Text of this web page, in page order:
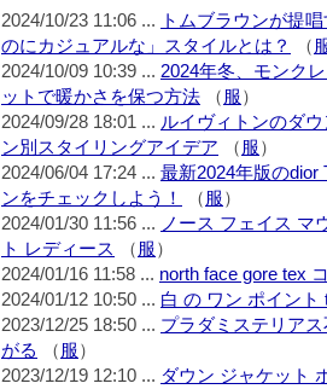
2024/10/23 11:06 ... トムブラウンが提
のにカジュアルな」スタイルとは？
（
2024/10/09 10:39 ... 2024年冬、モンク
ットで暖かさを保つ方法 （ 服）
2024/09/28 18:01 ... ルイヴィトンのダ
ン別スタイリングアイデア （ 服）
2024/06/04 17:24 ... 最新2024年版のdior
ンをチェックしよう！
（ 服）
2024/01/30 11:56 ... ノース フェイス マ
ト レディース
（ 服）
2024/01/16 11:58 ... north face gore tex
2024/01/12 10:50 ... 白 の ワン ポイント
2023/12/25 18:50 ... プラダミステリア
がる
（ 服）
2023/12/19 12:10 ... ダウン ジャケット